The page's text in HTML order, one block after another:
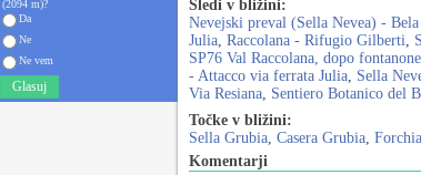
(2094 m)?
Da
Ne
Ne vem
Glasuj
Sledi v bližini:
Nevejski preval (Sella Nevea) -
Julia, Raccolana - Rifugio Gilberti,
SP76 Val Raccolana, dopo
- Attacco via ferrata Julia, Sella
Via Resiana, Sentiero Botanico del
Točke v bližini:
Sella Grubia, Casera Grubia,
Komentarji